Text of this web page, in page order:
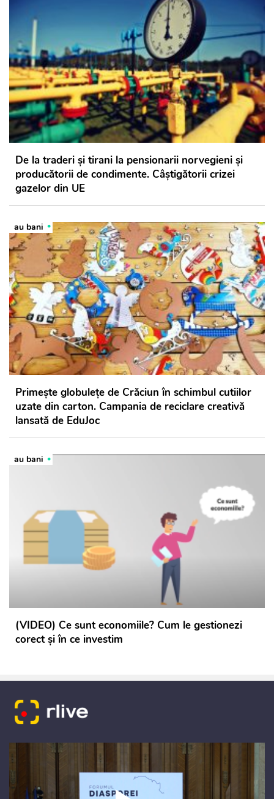
De la traderi şi tirani la pensionarii norvegieni şi
producătorii de condimente. Câștigătorii crizei
gazelor din UE
au bani
Primește globulețe de Crăciun în schimbul cutiilor
uzate din carton. Campania de reciclare creativă
lansată de EduJoc
au bani
(VIDEO) Ce sunt economiile? Cum le gestionezi
corect și în ce investim